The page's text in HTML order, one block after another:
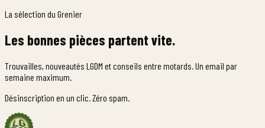
La sélection du Grenier
Les bonnes pièces partent vite.
Trouvailles, nouveautés LGDM et conseils entre motards. Un email par
semaine maximum.
Désinscription en un clic. Zéro spam.